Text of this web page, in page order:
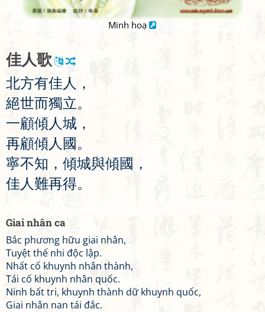
Minh hoạ
佳人歌
北方有佳 人 ，
絕世而獨立。
一顧傾 人城 ，
再顧傾 人 國 。
寧不知 ， 傾城與傾國 ，
佳 人難再得。
Giai nhân ca
Bắc phương hữu giai nhân,
Tuyệt thế nhi độc lập.
Nhất cố khuynh nhân thành,
Tái cố khuynh nhân quốc.
Ninh bất tri, khuynh thành dữ khuynh quốc,
Giai nhân nan tái đắc.